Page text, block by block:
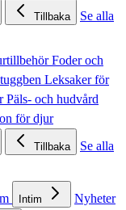
Tillbaka
Se alla
Foder och
Leksaker för
Päls- och hudvård
för djur
Tillbaka
Se alla
Intim
Nyheter